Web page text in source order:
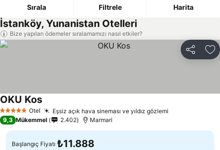
Sırala Filtrele Harita
İstanköy, Yunanistan Otelleri
Bize yapılan ödemeler sıralamamızı nasıl etkiler?
Paylaş
5 Yıldız Otel Eşsiz açık hava sineması ve yıldız gözlemi
OKU KosFiyatları görün
9,3 Mükemmel 2.402 Marmari
Başlangıç Fiyatı ₺11.888